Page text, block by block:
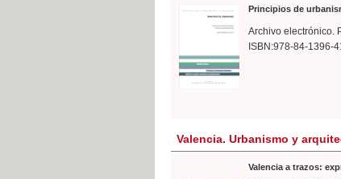
Principios de
Archivo electrónico.
ISBN:978-84-1396-
Valencia. Urbanismo y
Valencia a trazos: